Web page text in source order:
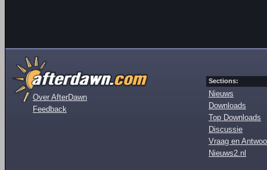
Over AfterDawn
Feedback
Sections:
Nieuws
Downloads
Top Downloads
Discussie
Vraag en
Nieuws2.nl